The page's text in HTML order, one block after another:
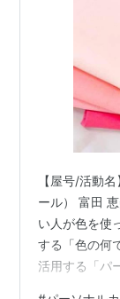
【屋号/活動
ール） 富田
い人が色を使
する「色の何
活用する「パ